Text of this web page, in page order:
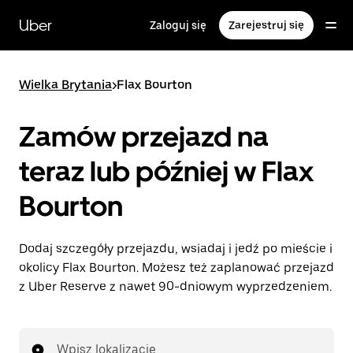
głównej
zawartości
Uber Zaloguj się Zarejestruj się
Wielka Brytania>Flax Bourton
Zamów przejazd na
teraz lub później w Flax
Bourton
Dodaj szczegóły przejazdu, wsiadaj i jedź po mieście i
okolicy Flax Bourton. Możesz też zaplanować przejazd
z Uber Reserve z nawet 90-dniowym wyprzedzeniem.
Wpisz lokalizację